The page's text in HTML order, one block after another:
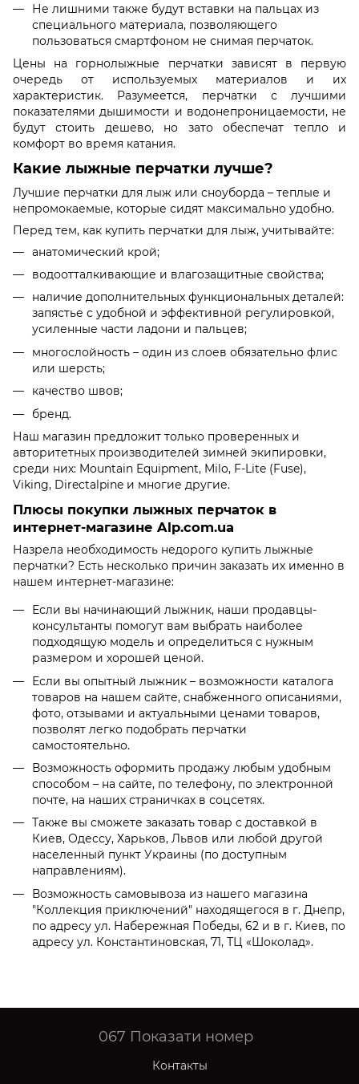
Не лишними также будут вставки на пальцах из
специального материала, позволяющего
пользоваться смартфоном не снимая перчаток.
Цены на горнолыжные перчатки зависят в первую
очередь от используемых материалов и их
характеристик. Разумеется, перчатки с лучшими
показателями дышимости и водонепроницаемости, не
будут стоить дешево, но зато обеспечат тепло и
комфорт во время катания.
Какие лыжные перчатки лучше?
Лучшие перчатки для лыж или сноуборда – теплые и
непромокаемые, которые сидят максимально удобно.
Перед тем, как купить перчатки для лыж, учитывайте:
анатомический крой;
водоотталкивающие и влагозащитные свойства;
наличие дополнительных функциональных деталей:
запястье с удобной и эффективной регулировкой,
усиленные части ладони и пальцев;
многослойность – один из слоев обязательно флис
или шерсть;
качество швов;
бренд.
Наш магазин предложит только проверенных и
авторитетных производителей зимней экипировки,
среди них: Mountain Equipment, Milo, F-Lite (Fuse),
Viking, Directalpine и многие другие.
Плюсы покупки лыжных перчаток в
интернет-магазине Alp.com.ua
Назрела необходимость недорого купить лыжные
перчатки? Есть несколько причин заказать их именно в
нашем интернет-магазине:
Если вы начинающий лыжник, наши продавцы-
консультанты помогут вам выбрать наиболее
подходящую модель и определиться с нужным
размером и хорошей ценой.
Если вы опытный лыжник – возможности каталога
товаров на нашем сайте, снабженного описаниями,
фото, отзывами и актуальными ценами товаров,
позволят легко подобрать перчатки
самостоятельно.
Возможность оформить продажу любым удобным
способом – на сайте, по телефону, по электронной
почте, на наших страничках в соцсетях.
Также вы сможете заказать товар с доставкой в
Киев, Одессу, Харьков, Львов или любой другой
населенный пункт Украины (по доступным
направлениям).
Возможность самовывоза из нашего магазина
"Коллекция приключений" находящегося в г. Днепр,
по адресу ул. Набережная Победы, 62 и в г. Киев, по
адресу ул. Константиновская, 71, ТЦ «Шоколад».
067 Показати номер
Контакты